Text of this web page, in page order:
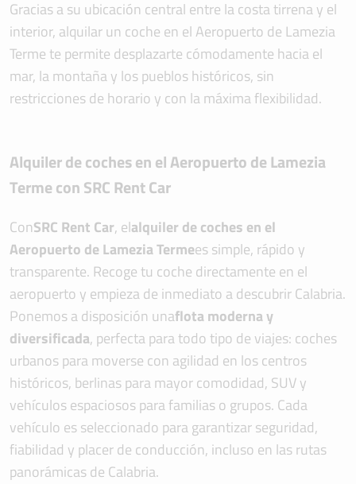
Gracias a su ubicación central entre la costa tirrena y el
interior, alquilar un coche en el Aeropuerto de Lamezia
Terme te permite desplazarte cómodamente hacia el
mar, la montaña y los pueblos históricos, sin
restricciones de horario y con la máxima flexibilidad.
Alquiler de coches en el Aeropuerto de Lamezia
Terme con SRC Rent Car
ConSRC Rent Car, elalquiler de coches en el
Aeropuerto de Lamezia Termees simple, rápido y
transparente. Recoge tu coche directamente en el
aeropuerto y empieza de inmediato a descubrir Calabria.
Ponemos a disposición unaflota moderna y
diversificada, perfecta para todo tipo de viajes: coches
urbanos para moverse con agilidad en los centros
históricos, berlinas para mayor comodidad, SUV y
vehículos espaciosos para familias o grupos. Cada
vehículo es seleccionado para garantizar seguridad,
fiabilidad y placer de conducción, incluso en las rutas
panorámicas de Calabria.